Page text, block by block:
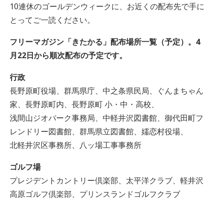
10連休のゴールデンウィークに、お近くの配布先で手に
とってご一読ください。
フリーマガジン「きたかる」配布場所一覧（予定）。4
月22日から順次配布の予定です。
行政
長野原町役場、群馬県庁、中之条県民局、ぐんまちゃん
家、長野原町内、長野原町 小・中・高校、
浅間山ジオパーク事務局、中軽井沢図書館、御代田町フ
レンドリー図書館、群馬県立図書館、嬬恋村役場、
北軽井沢区事務所、八ッ場工事事務所
ゴルフ場
プレジデントカントリー倶楽部、太平洋クラブ、軽井沢
高原ゴルフ倶楽部、プリンスランドゴルフクラブ